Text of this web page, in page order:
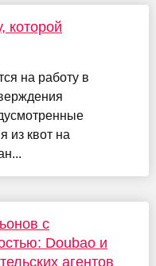
которой
на работу в
из квот на
с
Doubao и
агентов